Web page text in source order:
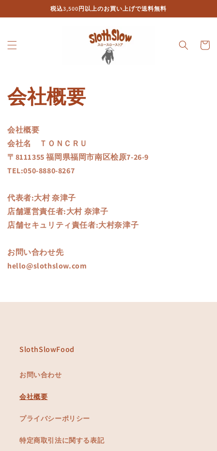
au
税込3,500円以上のお買い上げで送料無料
Panier
会社概要
会社概要
会社名 ＴＯＮＣＲＵ
〒8111355 福岡県福岡市南区桧原7-26-9
TEL:050-8880-8267
代表者:大村 奈津子
店舗運営責任者:大村 奈津子
店舗セキュリティ責任者:大村奈津子
お問い合わせ先
hello@slothslow.com
SlothSlowFood
お問い合わせ
会社概要
プライバシーポリシー
特定商取引法に関する表記